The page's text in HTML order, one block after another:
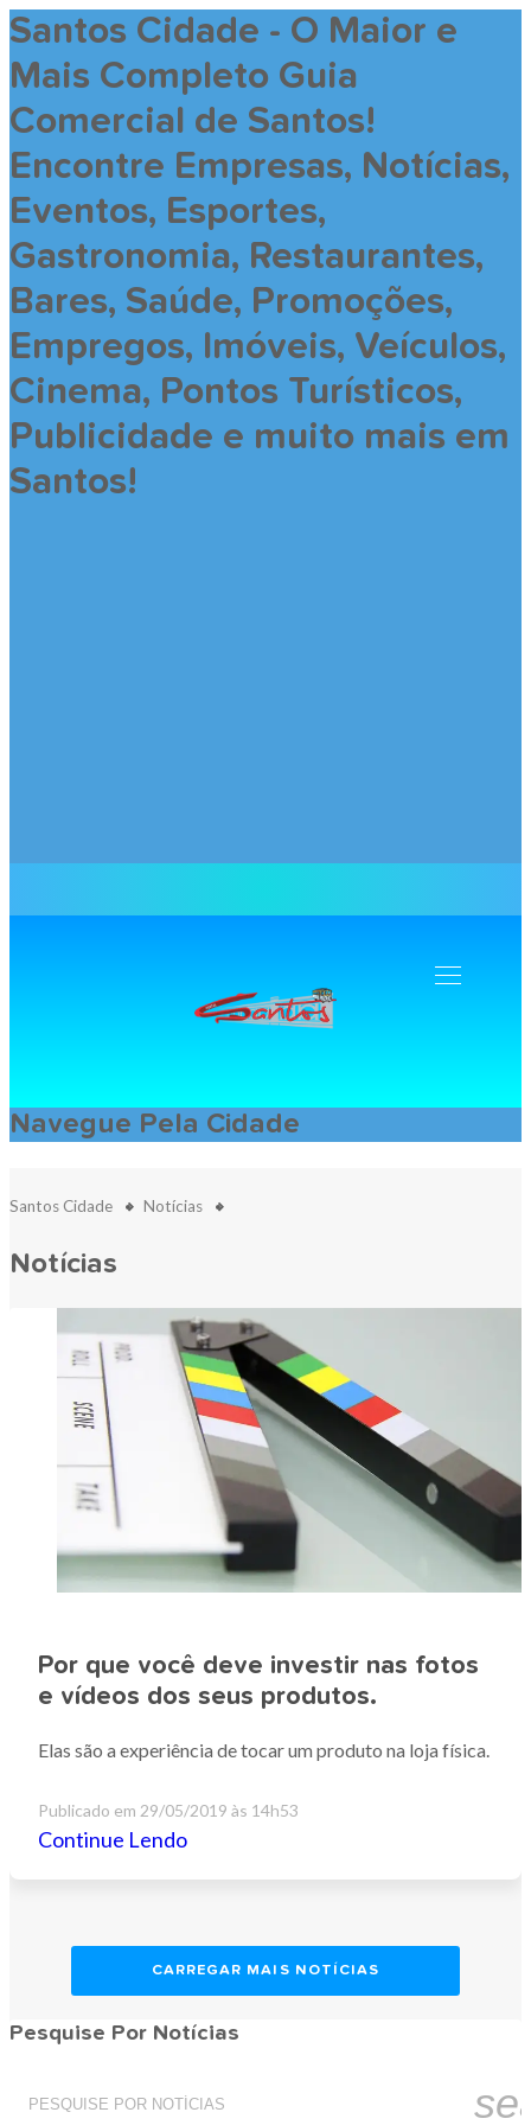
Santos Cidade - O Maior e
Mais Completo Guia
Comercial de Santos!
Encontre Empresas, Notícias,
Eventos, Esportes,
Gastronomia, Restaurantes,
Bares, Saúde, Promoções,
Empregos, Imóveis, Veículos,
Cinema, Pontos Turísticos,
Publicidade e muito mais em
Santos!
Navegação
Navegue Pela Cidade
Santos Cidade Notícias
Notícias
Por que você deve investir nas fotos
e vídeos dos seus produtos.
Elas são a experiência de tocar um produto na loja física.
Publicado em 29/05/2019 às 14h53
Continue Lendo
CARREGAR MAIS NOTÍCIAS
Pesquise Por Notícias